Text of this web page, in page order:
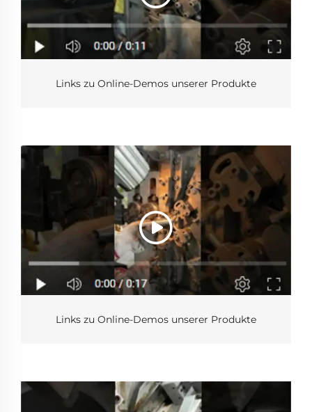
Links zu Online-Demos unserer Produkte
Links zu Online-Demos unserer Produkte